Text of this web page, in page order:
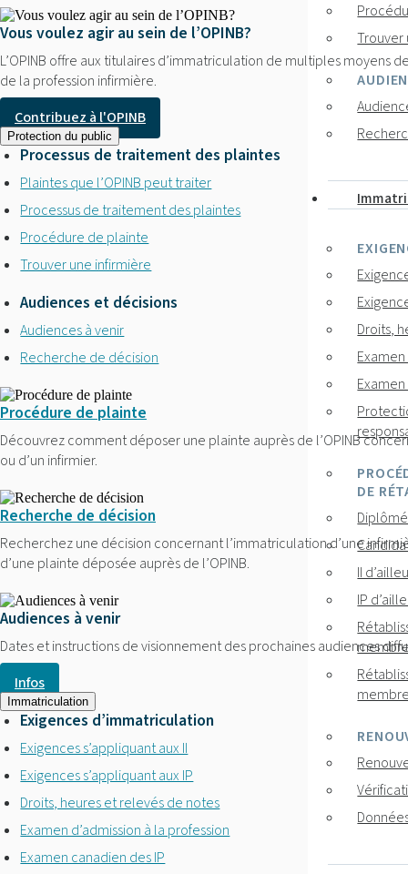
Trouver
Droits,
DE
II
IP
Vous voulez agir au sein de l’OPINB?
L’OPINB offre aux titulaires d’immatriculation de multiples moyens
de la profession infirmière.
Contribuez à l'OPINB
Protection du public
Processus de traitement des plaintes
Plaintes que l’OPINB peut traiter
Processus de traitement des plaintes
Procédure de plainte
Trouver une infirmière
Audiences et décisions
Audiences à venir
Recherche de décision
Procédure de plainte
Découvrez comment déposer une plainte auprès de l’OPINB
ou d’un infirmier.
Recherche de décision
Recherchez une décision concernant l’immatriculation d’une
d’une plainte déposée auprès de l’OPINB.
Audiences à venir
Dates et instructions de visionnement des prochaines audiences
Infos
Immatriculation
Exigences d’immatriculation
Exigences s’appliquant aux II
Exigences s’appliquant aux IP
Droits, heures et relevés de notes
Examen d’admission à la profession
Examen canadien des IP